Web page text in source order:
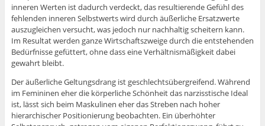
inneren Werten ist dadurch verdeckt, das resultierende Gefühl des
fehlenden inneren Selbstwerts wird durch äußerliche Ersatzwerte
auszugleichen versucht, was jedoch nur nachhaltig scheitern kann.
Im Resultat werden ganze Wirtschaftszweige durch die entstehenden
Bedürfnisse gefüttert, ohne dass eine Verhältnismäßigkeit dabei
gewahrt bleibt.
Der äußerliche Geltungsdrang ist geschlechtsübergreifend. Während
im Femininen eher die körperliche Schönheit das narzisstische Ideal
ist, lässt sich beim Maskulinen eher das Streben nach hoher
hierarchischer Positionierung beobachten. Ein überhöhter